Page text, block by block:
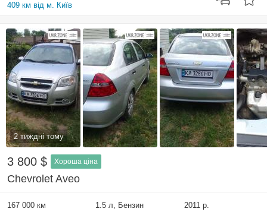
409 км від м. Київ
2 тиждні тому
3 800 $ Хороша ціна
Chevrolet Aveo
167 000 км 1.5 л, Бензин
2011 р.